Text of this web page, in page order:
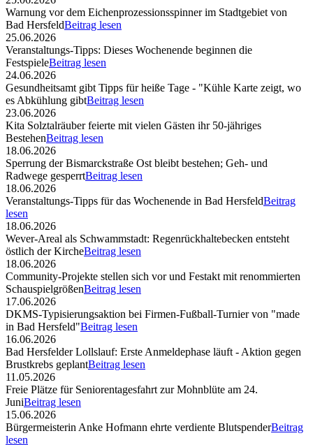
Warnung vor dem Eichenprozessionsspinner im Stadtgebiet von
Bad HersfeldBeitrag lesen
25.06.2026
Veranstaltungs-Tipps: Dieses Wochenende beginnen die
FestspieleBeitrag lesen
24.06.2026
Gesundheitsamt gibt Tipps für heiße Tage - "Kühle Karte zeigt, wo
es Abkühlung gibtBeitrag lesen
23.06.2026
Kita Solztalräuber feierte mit vielen Gästen ihr 50-jähriges
BestehenBeitrag lesen
18.06.2026
Sperrung der Bismarckstraße Ost bleibt bestehen; Geh- und
Radwege gesperrtBeitrag lesen
18.06.2026
Veranstaltungs-Tipps für das Wochenende in Bad HersfeldBeitrag
lesen
18.06.2026
Wever-Areal als Schwammstadt: Regenrückhaltebecken entsteht
östlich der KircheBeitrag lesen
18.06.2026
Community-Projekte stellen sich vor und Festakt mit renommierten
SchauspielgrößenBeitrag lesen
17.06.2026
DKMS-Typisierungsaktion bei Firmen-Fußball-Turnier von "made
in Bad Hersfeld"Beitrag lesen
16.06.2026
Bad Hersfelder Lollslauf: Erste Anmeldephase läuft - Aktion gegen
Brustkrebs geplantBeitrag lesen
11.05.2026
Freie Plätze für Seniorentagesfahrt zur Mohnblüte am 24.
JuniBeitrag lesen
15.06.2026
Bürgermeisterin Anke Hofmann ehrte verdiente BlutspenderBeitrag
lesen